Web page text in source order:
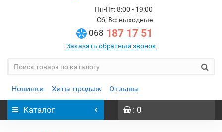
Пн-Пт: 8:00 - 19:00
Сб, Вс: выходные
068 187 17 51
Заказать обратный звонок
Новинки Хиты продаж Отзывы
Каталог : 0